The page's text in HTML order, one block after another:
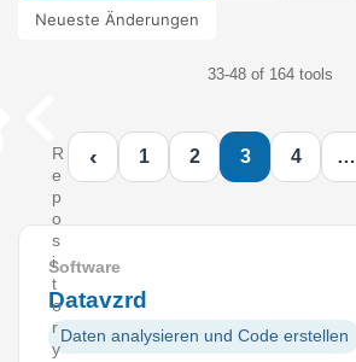
Neueste Änderungen
33-48 of 164 tools
R
e
p
o
s
i
t
o
r
y
‹ 1 2 3 4 …
Software
Datavzrd
Daten analysieren und Code erstellen